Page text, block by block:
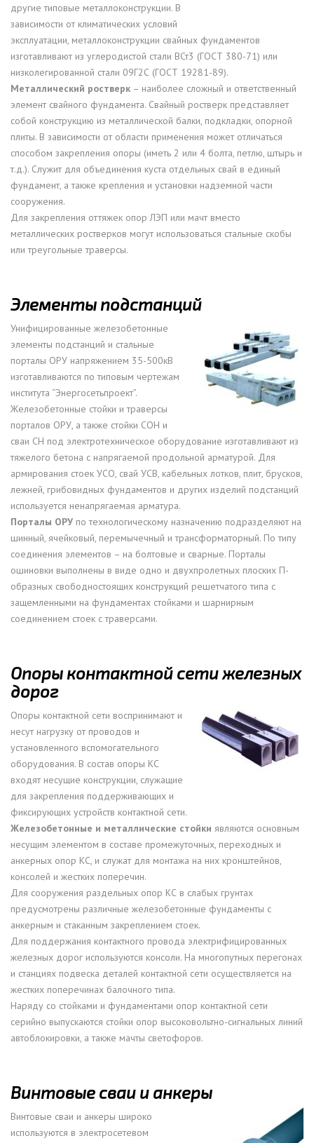
другие типовые металлоконструкции. В
зависимости от климатических условий
эксплуатации, металлоконструкции свайных фундаментов
изготавливают из углеродистой стали ВСт3 (ГОСТ 380-71) или
низколегированной стали 09Г2С (ГОСТ 19281-89).
Металлический ростверк – наиболее сложный и ответственный
элемент свайного фундамента. Свайный ростверк представляет
собой конструкцию из металлической балки, подкладки, опорной
плиты. В зависимости от области применения может отличаться
способом закрепления опоры (иметь 2 или 4 болта, петлю, штырь и
т.д.). Служит для объединения куста отдельных свай в единый
фундамент, а также крепления и установки надземной части
сооружения.
Для закрепления оттяжек опор ЛЭП или мачт вместо
металлических ростверков могут использоваться стальные скобы
или треугольные траверсы.
Элементы подстанций
Унифицированные железобетонные
элементы подстанций и стальные
порталы ОРУ напряжением 35-500кВ
изготавливаются по типовым чертежам
института “Энергосетьпроект”.
Железобетонные стойки и траверсы
порталов ОРУ, а также стойки СОН и
сваи СН под электротехническое оборудование изготавливают из
тяжелого бетона с напрягаемой продольной арматурой. Для
армирования стоек УСО, свай УСВ, кабельных лотков, плит, брусков,
лежней, грибовидных фундаментов и других изделий подстанций
используется ненапрягаемая арматура.
Порталы ОРУ по технологическому назначению подразделяют на
шинный, ячейковый, перемычечный и трансформаторный. По типу
соединения элементов – на болтовые и сварные. Порталы
ошиновки выполнены в виде одно и двухпролетных плоских П-
образных свободностоящих конструкций решетчатого типа с
защемленными на фундаментах стойками и шарнирным
соединением стоек с траверсами.
Опоры контактной сети железных
дорог
Опоры контактной сети воспринимают и
несут нагрузку от проводов и
установленного вспомогательного
оборудования. В состав опоры КС
входят несущие конструкции, служащие
для закрепления поддерживающих и
фиксирующих устройств контактной сети.
Железобетонные и металлические стойки являются основным
несущим элементом в составе промежуточных, переходных и
анкерных опор КС, и служат для монтажа на них кронштейнов,
консолей и жестких поперечин.
Для сооружения раздельных опор КС в слабых грунтах
предусмотрены различные железобетонные фундаменты с
анкерным и стаканным закреплением стоек.
Для поддержания контактного провода электрифицированных
железных дорог используются консоли. На многопутных перегонах
и станциях подвеска деталей контактной сети осуществляется на
жестких поперечинах балочного типа.
Наряду со стойками и фундаментами опор контактной сети
серийно выпускаются стойки опор высоковольтно-сигнальных линий
автоблокировки, а также мачты светофоров.
Винтовые сваи и анкеры
Винтовые сваи и анкеры широко
используются в электросетевом